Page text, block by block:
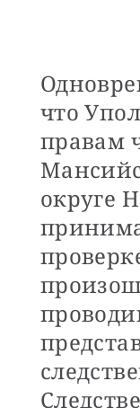
что
правам
округе